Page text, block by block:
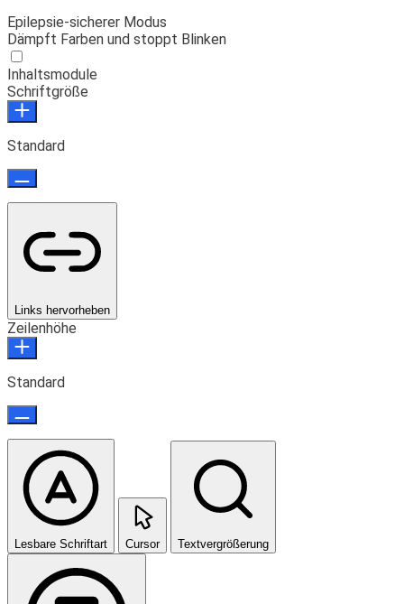
Epilepsie-sicherer Modus
Dämpft Farben und stoppt Blinken
Inhaltsmodule
Schriftgröße
Standard
Links hervorheben
Zeilenhöhe
Standard
Lesbare Schriftart Cursor Textvergrößerung